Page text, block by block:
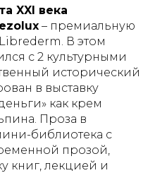
XXI века
– премиальную
В этом
с 2 культурными
исторический
в выставку
как крем
Проза в
библиотека с
прозой,
книг, лекцией и